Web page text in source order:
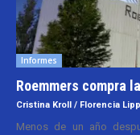
Informes
Roemmers compra
Cristina Kroll / Florencia
Menos de un año